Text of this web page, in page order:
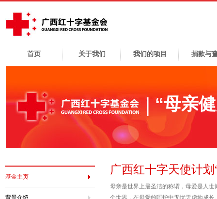
首页 关于我们 我们的项目 捐款与
“母亲
基金主页
背景介绍
广西红十字天使计
母亲是世界上最圣洁的称谓，母爱是人
个世界，在母爱的呵护中无忧无虑地成